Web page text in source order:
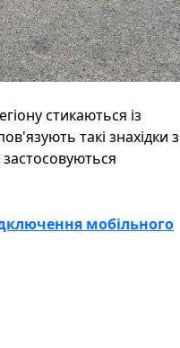
стикаються із
такі знахідки з
мобільного